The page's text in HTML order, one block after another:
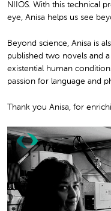
NIIOS. With this technical
eye, Anisa helps us see
Beyond science, Anisa is
published two novels and
existential human
passion for language and
Thank you Anisa, for